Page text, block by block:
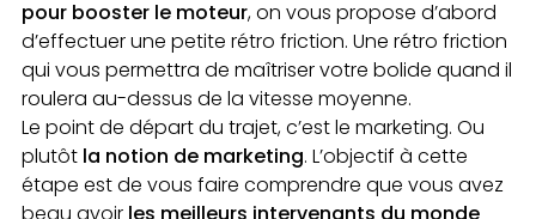
pour booster le moteur, on vous propose d’abord
d’effectuer une petite rétro friction. Une rétro friction
qui vous permettra de maîtriser votre bolide quand il
roulera au-dessus de la vitesse moyenne.
Le point de départ du trajet, c’est le marketing. Ou
plutôt la notion de marketing. L’objectif à cette
étape est de vous faire comprendre que vous avez
beau avoir les meilleurs intervenants du monde